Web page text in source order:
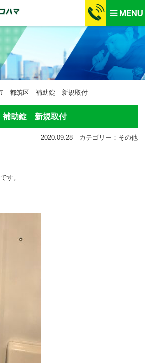
都筑区 補助錠 新規取付
助錠 新規取付
2020.09.28 カテゴリー：その他
す。